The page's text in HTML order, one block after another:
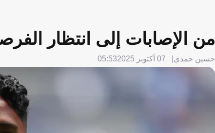
من الإصابات إلى انتظار
حسين حمدي 07 أكتوبر 2025 05:53